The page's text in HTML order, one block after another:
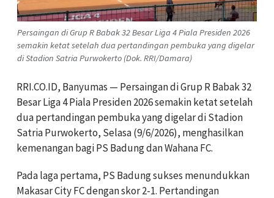
Persaingan di Grup R Babak 32 Besar Liga 4 Piala Presiden 2026
semakin ketat setelah dua pertandingan pembuka yang digelar
di Stadion Satria Purwokerto (Dok. RRI/Damara)
RRI.CO.ID, Banyumas — Persaingan di Grup R Babak 32
Besar Liga 4 Piala Presiden 2026 semakin ketat setelah
dua pertandingan pembuka yang digelar di Stadion
Satria Purwokerto, Selasa (9/6/2026), menghasilkan
kemenangan bagi PS Badung dan Wahana FC.
Pada laga pertama, PS Badung sukses menundukkan
Makasar City FC dengan skor 2-1. Pertandingan